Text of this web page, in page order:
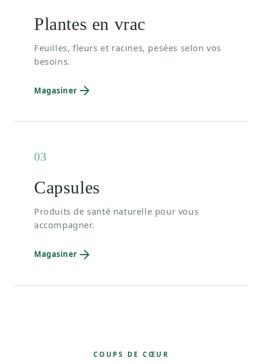
Plantes en vrac
Feuilles, fleurs et racines, pesées selon vos
besoins.
Magasiner
03
Capsules
Produits de santé naturelle pour vous
accompagner.
Magasiner
COUPS DE CŒUR